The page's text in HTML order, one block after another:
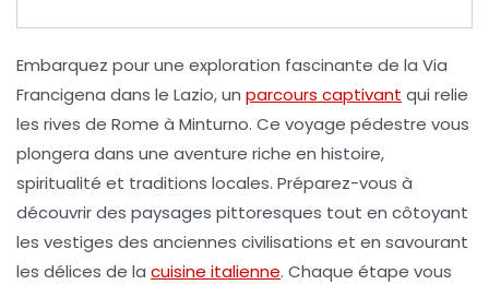
Embarquez pour une exploration fascinante de la Via
Francigena dans le Lazio, un parcours captivant qui relie
les rives de Rome à Minturno. Ce voyage pédestre vous
plongera dans une aventure riche en histoire,
spiritualité et traditions locales. Préparez-vous à
découvrir des paysages pittoresques tout en côtoyant
les vestiges des anciennes civilisations et en savourant
les délices de la cuisine italienne. Chaque étape vous